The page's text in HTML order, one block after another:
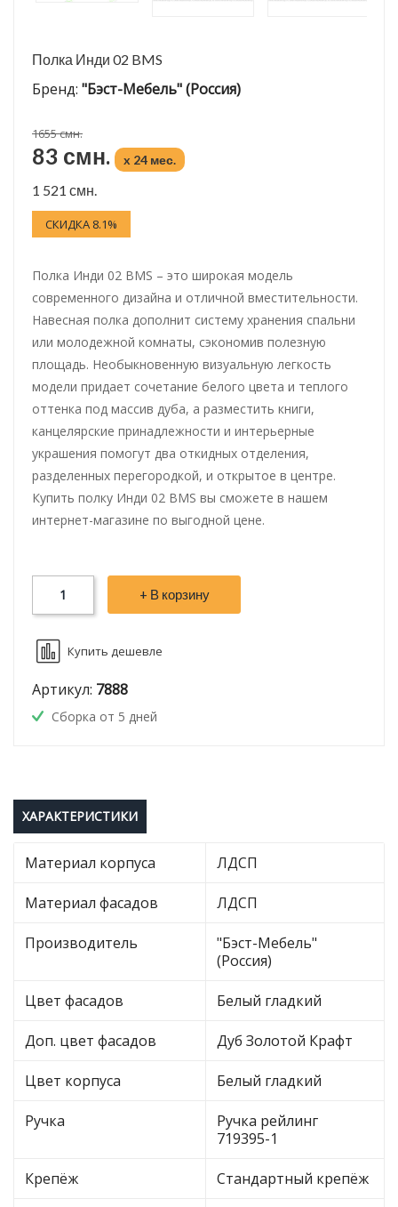
Полка Инди 02 BMS
Бренд: "Бэст-Мебель" (Россия)
1655 смн.
83 смн. x 24 мес.
1 521 смн.
СКИДКА 8.1%
Полка Инди 02 BMS – это широкая модель
современного дизайна и отличной вместительности.
Навесная полка дополнит систему хранения спальни
или молодежной комнаты, сэкономив полезную
площадь. Необыкновенную визуальную легкость
модели придает сочетание белого цвета и теплого
оттенка под массив дуба, а разместить книги,
канцелярские принадлежности и интерьерные
украшения помогут два откидных отделения,
разделенных перегородкой, и открытое в центре.
Купить полку Инди 02 BMS вы сможете в нашем
интернет-магазине по выгодной цене.
+ В корзину
Купить дешевле
Артикул: 7888
Сборка от 5 дней
ХАРАКТЕРИСТИКИ
Материал корпуса ЛДСП
Материал фасадов ЛДСП
Производитель
"Бэст-Мебель"
(Россия)
Цвет фасадов Белый гладкий
Доп. цвет фасадов Дуб Золотой Крафт
Цвет корпуса Белый гладкий
Ручка
Ручка рейлинг
719395-1
Крепёж Стандартный крепёж